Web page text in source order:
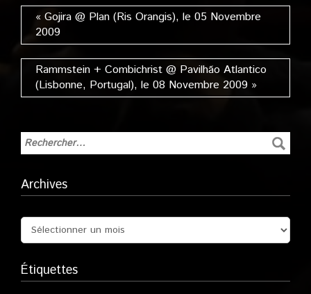
« Gojira @ Plan (Ris Orangis), le 05 Novembre
2009
Rammstein + Combichrist @ Pavilhão Atlantico
(Lisbonne, Portugal), le 08 Novembre 2009 »
Archives
Étiquettes